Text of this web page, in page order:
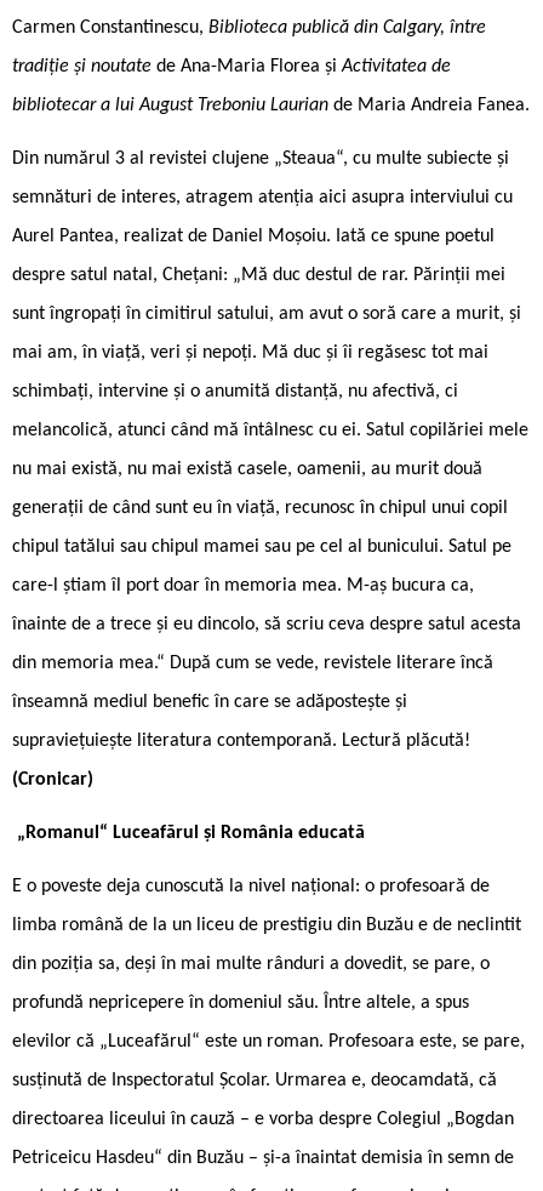
Carmen Constantinescu, Biblioteca publică din Calgary, între
tradiție și noutate de Ana-Maria Florea șiActivitatea de
bibliotecar a lui August Treboniu Laurian de Maria Andreia Fanea.
Din numărul 3 al revistei clujene „Steaua“, cu multe subiecte și
semnături de interes, atragem atenția aici asupra interviului cu
Aurel Pantea, realizat de Daniel Moșoiu. Iată ce spune poetul
despre satul natal, Chețani: „Mă duc destul de rar. Părinții mei
sunt îngropați în cimitirul satului, am avut o soră care a murit, și
mai am, în viață, veri și nepoți. Mă duc și îi regăsesc tot mai
schimbați, intervine și o anumită distanță, nu afectivă, ci
melancolică, atunci când mă întâlnesc cu ei. Satul copilăriei mele
nu mai există, nu mai există casele, oamenii, au murit două
generații de când sunt eu în viață, recunosc în chipul unui copil
chipul tatălui sau chipul mamei sau pe cel al bunicului. Satul pe
care-l știam îl port doar în memoria mea. M-aș bucura ca,
înainte de a trece și eu dincolo, să scriu ceva despre satul acesta
din memoria mea.“ După cum se vede, revistele literare încă
înseamnă mediul benefic în care se adăpostește și
supraviețuiește literatura contemporană. Lectură plăcută!
(Cronicar)
„Romanul“ Luceafărul și România educată
E o poveste deja cunoscută la nivel național: o profesoară de
limba română de la un liceu de prestigiu din Buzău e de neclintit
din poziția sa, deși în mai multe rânduri a dovedit, se pare, o
profundă nepricepere în domeniul său. Între altele, a spus
elevilor că „Luceafărul“ este un roman. Profesoara este, se pare,
susținută de Inspectoratul Școlar. Urmarea e, deocamdată, că
directoarea liceului în cauză – e vorba despre Colegiul „Bogdan
Petriceicu Hasdeu“ din Buzău – și-a înaintat demisia în semn de